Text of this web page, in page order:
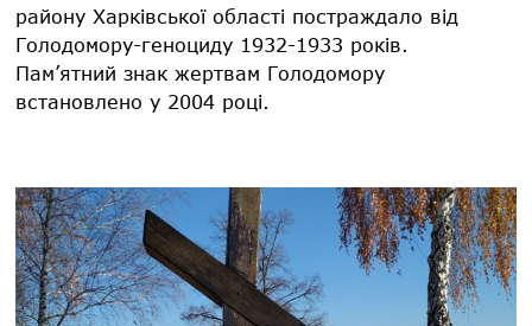
району Харківської області постраждало від
Голодомору-геноциду 1932-1933 років.
Пам’ятний знак жертвам Голодомору
встановлено у 2004 році.